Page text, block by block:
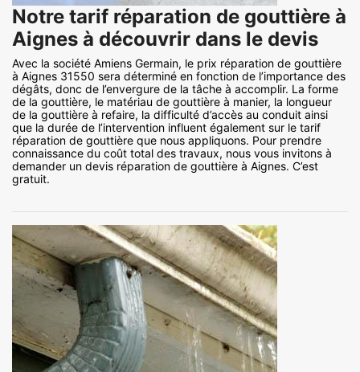
Notre tarif réparation de gouttière à
Aignes à découvrir dans le devis
Avec la société Amiens Germain, le prix réparation de gouttière
à Aignes 31550 sera déterminé en fonction de l’importance des
dégâts, donc de l’envergure de la tâche à accomplir. La forme
de la gouttière, le matériau de gouttière à manier, la longueur
de la gouttière à refaire, la difficulté d’accès au conduit ainsi
que la durée de l’intervention influent également sur le tarif
réparation de gouttière que nous appliquons. Pour prendre
connaissance du coût total des travaux, nous vous invitons à
demander un devis réparation de gouttière à Aignes. C’est
gratuit.